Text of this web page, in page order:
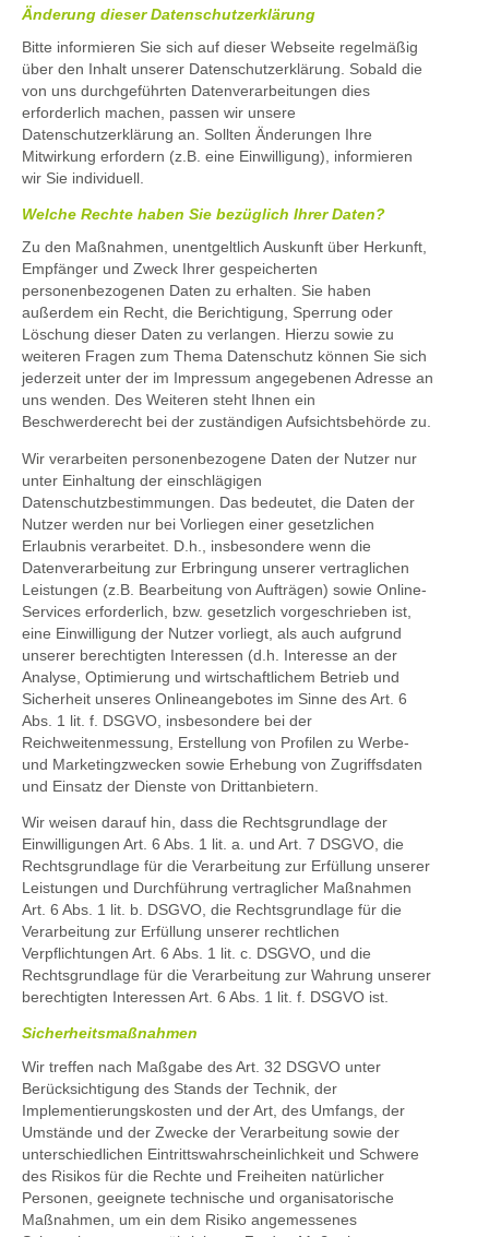
Änderung dieser Datenschutzerklärung
Bitte informieren Sie sich auf dieser Webseite regelmäßig
über den Inhalt unserer Datenschutzerklärung. Sobald die
von uns durchgeführten Datenverarbeitungen dies
erforderlich machen, passen wir unsere
Datenschutzerklärung an. Sollten Änderungen Ihre
Mitwirkung erfordern (z.B. eine Einwilligung), informieren
wir Sie individuell.
Welche Rechte haben Sie bezüglich Ihrer Daten?
Zu den Maßnahmen, unentgeltlich Auskunft über Herkunft,
Empfänger und Zweck Ihrer gespeicherten
personenbezogenen Daten zu erhalten. Sie haben
außerdem ein Recht, die Berichtigung, Sperrung oder
Löschung dieser Daten zu verlangen. Hierzu sowie zu
weiteren Fragen zum Thema Datenschutz können Sie sich
jederzeit unter der im Impressum angegebenen Adresse an
uns wenden. Des Weiteren steht Ihnen ein
Beschwerderecht bei der zuständigen Aufsichtsbehörde zu.
Wir verarbeiten personenbezogene Daten der Nutzer nur
unter Einhaltung der einschlägigen
Datenschutzbestimmungen. Das bedeutet, die Daten der
Nutzer werden nur bei Vorliegen einer gesetzlichen
Erlaubnis verarbeitet. D.h., insbesondere wenn die
Datenverarbeitung zur Erbringung unserer vertraglichen
Leistungen (z.B. Bearbeitung von Aufträgen) sowie Online-
Services erforderlich, bzw. gesetzlich vorgeschrieben ist,
eine Einwilligung der Nutzer vorliegt, als auch aufgrund
unserer berechtigten Interessen (d.h. Interesse an der
Analyse, Optimierung und wirtschaftlichem Betrieb und
Sicherheit unseres Onlineangebotes im Sinne des Art. 6
Abs. 1 lit. f. DSGVO, insbesondere bei der
Reichweitenmessung, Erstellung von Profilen zu Werbe-
und Marketingzwecken sowie Erhebung von Zugriffsdaten
und Einsatz der Dienste von Drittanbietern.
Wir weisen darauf hin, dass die Rechtsgrundlage der
Einwilligungen Art. 6 Abs. 1 lit. a. und Art. 7 DSGVO, die
Rechtsgrundlage für die Verarbeitung zur Erfüllung unserer
Leistungen und Durchführung vertraglicher Maßnahmen
Art. 6 Abs. 1 lit. b. DSGVO, die Rechtsgrundlage für die
Verarbeitung zur Erfüllung unserer rechtlichen
Verpflichtungen Art. 6 Abs. 1 lit. c. DSGVO, und die
Rechtsgrundlage für die Verarbeitung zur Wahrung unserer
berechtigten Interessen Art. 6 Abs. 1 lit. f. DSGVO ist.
Sicherheitsmaßnahmen
Wir treffen nach Maßgabe des Art. 32 DSGVO unter
Berücksichtigung des Stands der Technik, der
Implementierungskosten und der Art, des Umfangs, der
Umstände und der Zwecke der Verarbeitung sowie der
unterschiedlichen Eintrittswahrscheinlichkeit und Schwere
des Risikos für die Rechte und Freiheiten natürlicher
Personen, geeignete technische und organisatorische
Maßnahmen, um ein dem Risiko angemessenes